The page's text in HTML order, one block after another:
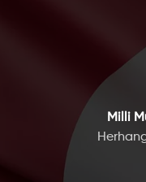
Milli